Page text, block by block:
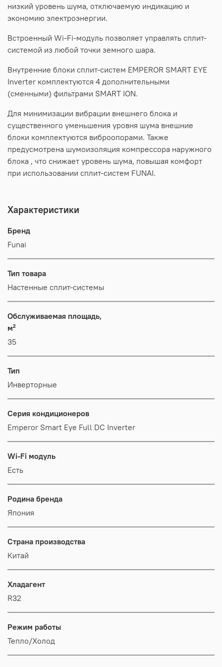
низкий уровень шума, отключаемую индикацию и
экономию электроэнергии.
Встроенный Wi-Fi-модуль позволяет управлять сплит-
системой из любой точки земного шара.
Внутренние блоки сплит-систем EMPEROR SMART EYE
Inverter комплектуются 4 дополнительными
(сменными) фильтрами SMART ION.
Для минимизации вибрации внешнего блока и
существенного уменьшения уровня шума внешние
блоки комплектуются виброопорами. Также
предусмотрена шумоизоляция компрессора наружного
блока , что снижает уровень шума, повышая комфорт
при использовании сплит-систем FUNAI.
Характеристики
Бренд
Funai
Тип товара
Настенные сплит-системы
Обслуживаемая площадь,
м²
35
Тип
Инверторные
Серия кондиционеров
Emperor Smart Eye Full DC Inverter
Wi-Fi модуль
Есть
Родина бренда
Япония
Страна производства
Китай
Хладагент
R32
Режим работы
Тепло/Холод